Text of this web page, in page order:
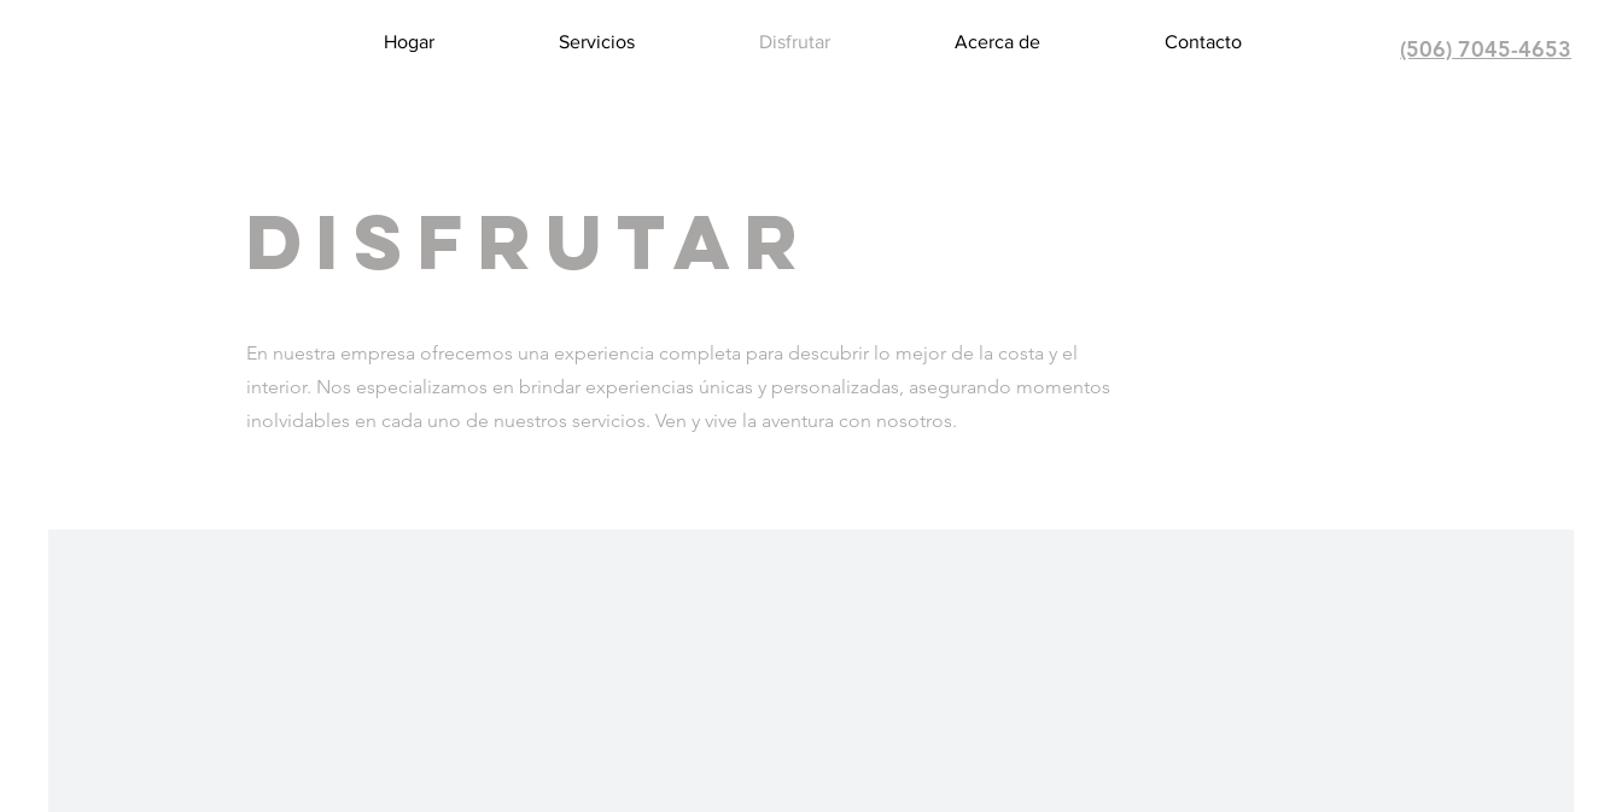
Hogar Servicios Disfrutar Acerca de Contacto (506) 7045-4653
Disfrutar
En nuestra empresa ofrecemos una experiencia completa para descubrir lo mejor de la costa y el
interior. Nos especializamos en brindar experiencias únicas y personalizadas, asegurando momentos
inolvidables en cada uno de nuestros servicios. Ven y vive la aventura con nosotros.